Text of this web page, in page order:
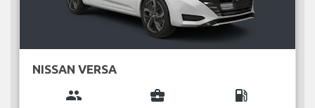
NISSAN VERSA
group business_center local_gas_station